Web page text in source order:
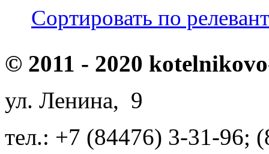
Сортировать по
© 2011 - 2020
ул. Ленина, 9
тел.: +7 (84476) 3-31-96;